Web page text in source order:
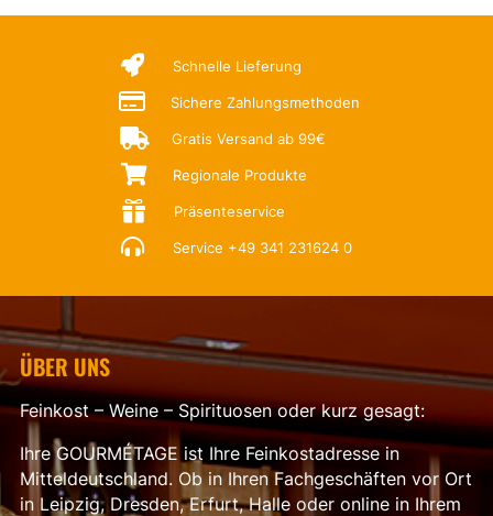
 Schnelle Lieferung
 Sichere Zahlungsmethoden
 Gratis Versand ab 99€
 Regionale Produkte
 Präsenteservice
 Service +49 341 231624 0
ÜBER UNS
Feinkost – Weine – Spirituosen oder kurz gesagt:
Ihre GOURMÉTAGE ist Ihre Feinkostadresse in
Mitteldeutschland. Ob in Ihren Fachgeschäften vor Ort
in Leipzig, Dresden, Erfurt, Halle oder online in Ihrem